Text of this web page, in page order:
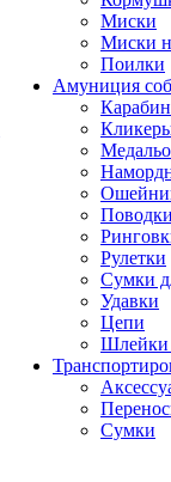
Миски
Миски
Поилки
Амуниция
Рулетки
Сумки
Удавки
Цепи
Шлейки
Сумки